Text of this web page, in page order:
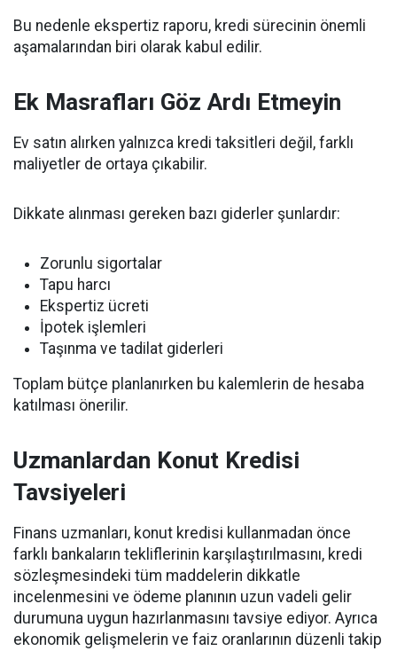
Bu nedenle ekspertiz raporu, kredi sürecinin önemli
aşamalarından biri olarak kabul edilir.
Ek Masrafları Göz Ardı Etmeyin
Ev satın alırken yalnızca kredi taksitleri değil, farklı
maliyetler de ortaya çıkabilir.
Dikkate alınması gereken bazı giderler şunlardır:
Zorunlu sigortalar
Tapu harcı
Ekspertiz ücreti
İpotek işlemleri
Taşınma ve tadilat giderleri
Toplam bütçe planlanırken bu kalemlerin de hesaba
katılması önerilir.
Uzmanlardan Konut Kredisi
Tavsiyeleri
Finans uzmanları, konut kredisi kullanmadan önce
farklı bankaların tekliflerinin karşılaştırılmasını, kredi
sözleşmesindeki tüm maddelerin dikkatle
incelenmesini ve ödeme planının uzun vadeli gelir
durumuna uygun hazırlanmasını tavsiye ediyor. Ayrıca
ekonomik gelişmelerin ve faiz oranlarının düzenli takip